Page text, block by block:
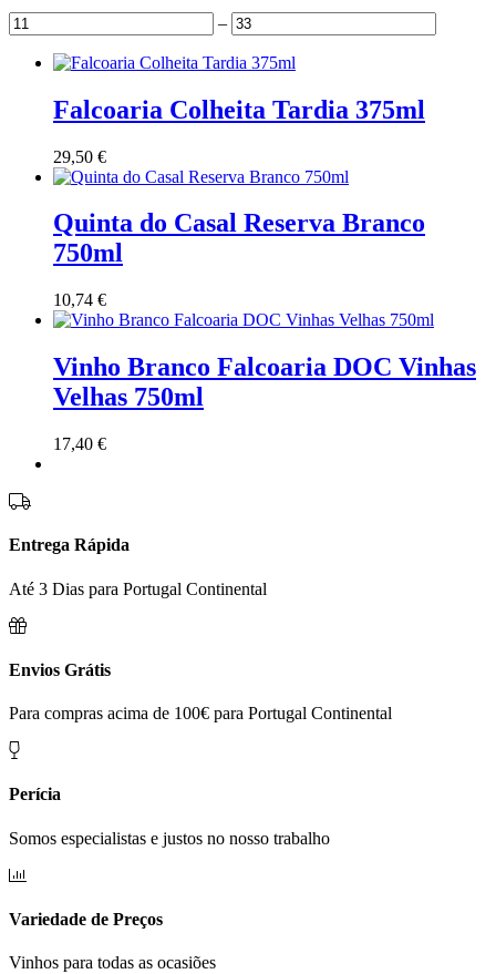
–
Falcoaria Colheita Tardia 375ml
29,50 €
Quinta do Casal Reserva Branco
750ml
10,74 €
Vinho Branco Falcoaria DOC Vinhas
Velhas 750ml
17,40 €
Entrega Rápida
Até 3 Dias para Portugal Continental
Envios Grátis
Para compras acima de 100€ para Portugal Continental
Perícia
Somos especialistas e justos no nosso trabalho
Variedade de Preços
Vinhos para todas as ocasiões